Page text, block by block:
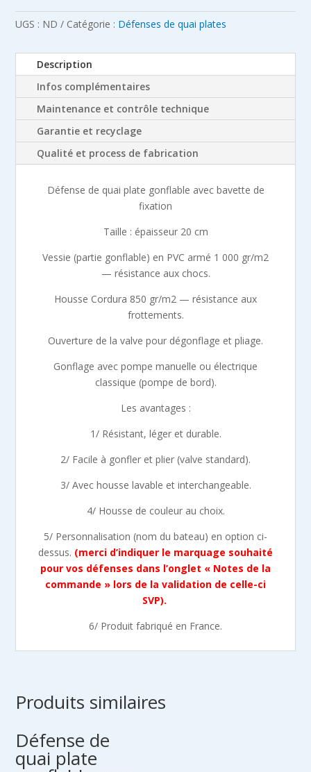
quai
gonflable
bavette
fixation
épaisseur
20
UGS : ND Catégorie : Défenses de quai plates
Description
Infos complémentaires
Maintenance et contrôle technique
Garantie et recyclage
Qualité et process de fabrication
Défense de quai plate gonflable avec bavette de
fixation
Taille : épaisseur 20 cm
Vessie (partie gonflable) en PVC armé 1 000 gr/m2
— résistance aux chocs.
Housse Cordura 850 gr/m2 — résistance aux
frottements.
Ouverture de la valve pour dégonflage et pliage.
Gonflage avec pompe manuelle ou électrique
classique (pompe de bord).
Les avantages :
1/ Résistant, léger et durable.
2/ Facile à gonfler et plier (valve standard).
3/ Avec housse lavable et interchangeable.
4/ Housse de couleur au choix.
5/ Personnalisation (nom du bateau) en option ci-
dessus. (merci d’indiquer le marquage souhaité
pour vos défenses dans l’onglet « Notes de la
commande » lors de la validation de celle-ci
SVP).
6/ Produit fabriqué en France.
Produits similaires
Défense de
quai plate